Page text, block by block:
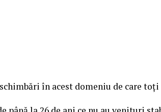
în acest domeniu de care